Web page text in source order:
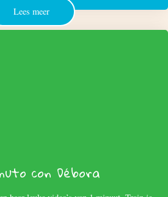
Lees meer
con Débora